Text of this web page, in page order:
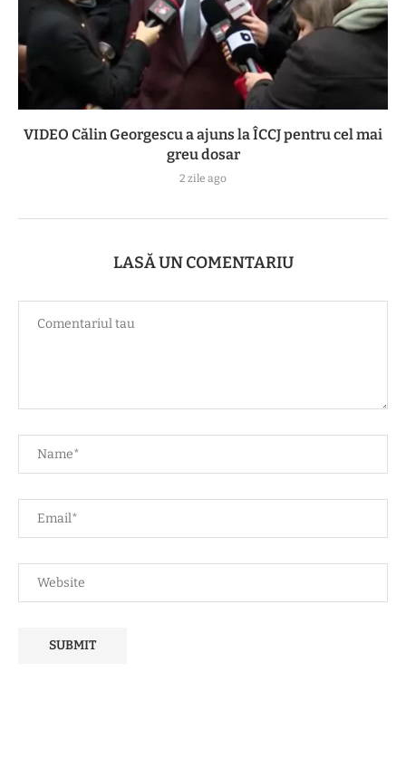
VIDEO Călin Georgescu a ajuns la ÎCCJ pentru cel mai
greu dosar
2 zile ago
LASĂ UN COMENTARIU